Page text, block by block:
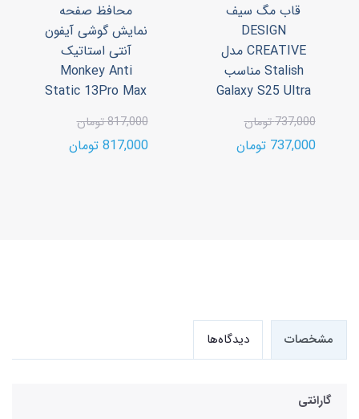
قاب مگ سیف
DESIGN
CREATIVE مدل
Stalish مناسب
Galaxy S25 Ultra
737,000 تومان
737,000 تومان
محافظ صفحه
نمایش گوشی آیفون
آنتی استاتیک
Monkey Anti
Static 13Pro Max
817,000 تومان
817,000 تومان
مشخصات دیدگاه‌ها
گارانتی